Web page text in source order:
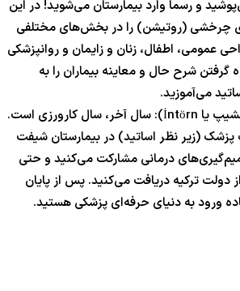
و رسماً وارد بیمارستان می‌شوید! در این
چرخشی (روتیشن) را در بخش‌های مختلفی
عمومی، اطفال، زنان و زایمان و روانپزشکی
گرفتن شرح حال و معاینه بیماران را به
می‌آموزید.
سال ششم (اینترنشیپ یا İntörn): سال آخر، سال کارورزی است.
(زیر نظر اساتید) در بیمارستان شیفت
درمانی مشارکت می‌کنید و حتی
ترکیه دریافت می‌کنید. پس از پایان
ورود به دنیای حرفه‌ای پزشکی هستید.